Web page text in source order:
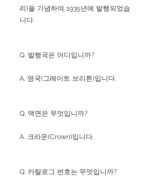
리)을 기념하여 1935년에 발행되었습
니다.
Q. 발행국은 어디입니까?
A. 영국(그레이트 브리튼)입니다.
Q. 액면은 무엇입니까?
A. 크라운(Crown)입니다.
Q. 카탈로그 번호는 무엇입니까?